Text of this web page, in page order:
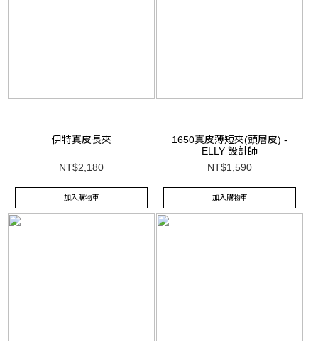
伊特真皮長夾
NT$2,180
加入購物車
1650真皮薄短夾(頭層皮) -
ELLY 設計師
NT$1,590
加入購物車